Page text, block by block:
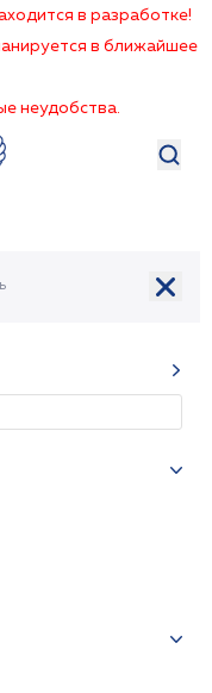
в разработке!
в ближайшее
неудобства.